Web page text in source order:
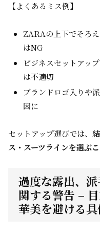
【よくあるミス例】
ZARAの上下でそろ
はNG
ビジネスセットアッ
は不適切
ブランドロゴ入りや
因に
セットアップ選びでは、
ス・スーツラインを選ぶ
過度な露出、
関する警告 –
華美を避ける